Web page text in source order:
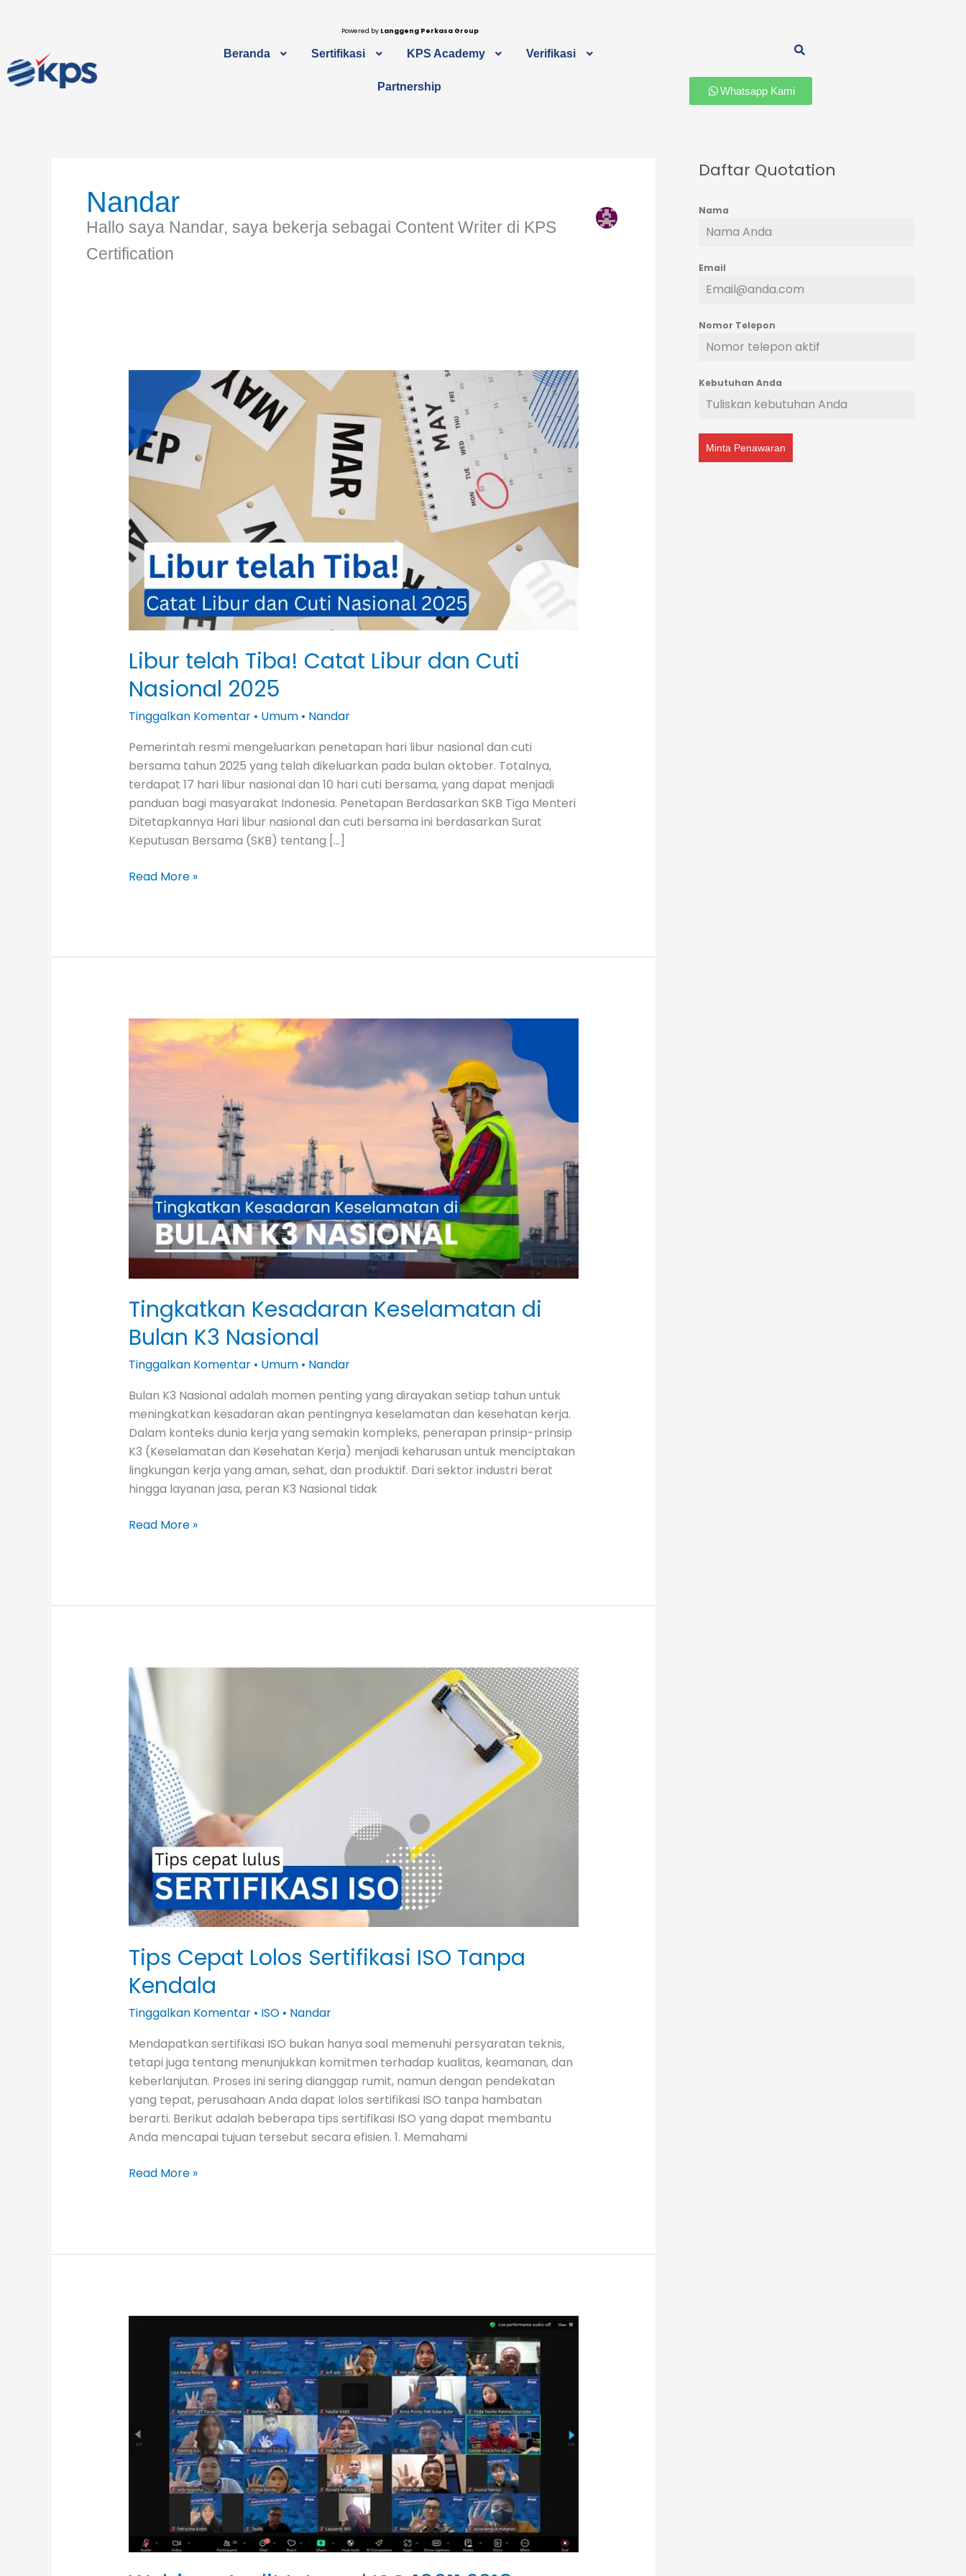
Powered by Langgeng Perkasa Group
Beranda Sertifikasi KPS Academy Verifikasi
Partnership Whatsapp Kami
Nandar
Hallo saya Nandar, saya bekerja sebagai Content Writer di KPS
Certification
Libur telah Tiba! Catat Libur dan Cuti
Nasional 2025
Tinggalkan Komentar • Umum• Nandar
Pemerintah resmi mengeluarkan penetapan hari libur nasional dan cuti
bersama tahun 2025 yang telah dikeluarkan pada bulan oktober. Totalnya,
terdapat 17 hari libur nasional dan 10 hari cuti bersama, yang dapat menjadi
panduan bagi masyarakat Indonesia. Penetapan Berdasarkan SKB Tiga Menteri
Ditetapkannya Hari libur nasional dan cuti bersama ini berdasarkan Surat
Keputusan Bersama (SKB) tentang […]
Catat
Libur
dan
Nasional
2025
Read More »
Tingkatkan Kesadaran Keselamatan di
Bulan K3 Nasional
Tinggalkan Komentar • Umum• Nandar
Bulan K3 Nasional adalah momen penting yang dirayakan setiap tahun untuk
meningkatkan kesadaran akan pentingnya keselamatan dan kesehatan kerja.
Dalam konteks dunia kerja yang semakin kompleks, penerapan prinsip-prinsip
K3 (Keselamatan dan Kesehatan Kerja) menjadi keharusan untuk menciptakan
lingkungan kerja yang aman, sehat, dan produktif. Dari sektor industri berat
hingga layanan jasa, peran K3 Nasional tidak
Tingkatkan
Kesadaran
Keselamatan
K3
Nasional
Read More »
Tips Cepat Lolos Sertifikasi ISO Tanpa
Kendala
Tinggalkan Komentar • ISO• Nandar
Mendapatkan sertifikasi ISO bukan hanya soal memenuhi persyaratan teknis,
tetapi juga tentang menunjukkan komitmen terhadap kualitas, keamanan, dan
keberlanjutan. Proses ini sering dianggap rumit, namun dengan pendekatan
yang tepat, perusahaan Anda dapat lolos sertifikasi ISO tanpa hambatan
berarti. Berikut adalah beberapa tips sertifikasi ISO yang dapat membantu
Anda mencapai tujuan tersebut secara efisien. 1. Memahami
Tips
Cepat
Lolos
Sertifikasi
ISO
Tanpa
Kendala
Read More »
Internal
19011:2018
Daftar Quotation
Nama
Email
Nomor Telepon
Kebutuhan Anda
Minta Penawaran